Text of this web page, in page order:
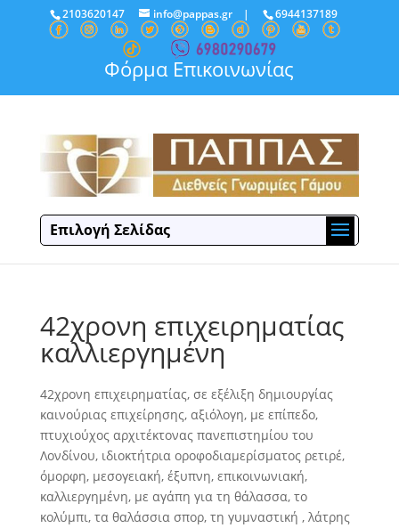
2103620147 info@pappas.gr| 6944137189
Φόρμα Επικοινωνίας
Επιλογή Σελίδας
42χρονη επιχειρηματίας
καλλιεργημένη
42χρονη επιχειρηματίας, σε εξέλιξη δημιουργίας
καινούριας επιχείρησης, αξιόλογη, με επίπεδο,
πτυχιούχος αρχιτέκτονας πανεπιστημίου του
Λονδίνου,ιδιοκτήτρια οροφοδιαμερίσματος ρετιρέ,
όμορφη, μεσογειακή, έξυπνη, επικοινωνιακή,
καλλιεργημένη, με αγάπη για τη θάλασσα, το
κολύμπι, τα θαλάσσια σπορ, τη γυμναστική , λάτρης